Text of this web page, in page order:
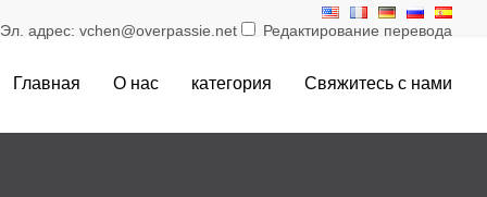
адрес: vchen@overpassie.net Редактирование перевода
Главная О нас категория Свяжитесь с нами